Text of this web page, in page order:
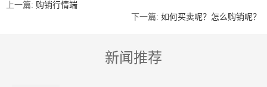
上一篇: 购销行情端
下一篇: 如何买卖呢？怎么购销呢？
新闻推荐